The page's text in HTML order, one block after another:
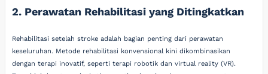
2. Perawatan Rehabilitasi yang Ditingkatkan
Rehabilitasi setelah stroke adalah bagian penting dari perawatan
keseluruhan. Metode rehabilitasi konvensional kini dikombinasikan
dengan terapi inovatif, seperti terapi robotik dan virtual reality (VR).